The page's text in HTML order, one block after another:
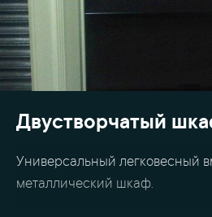
Двустворчатый
Универсальный легковесный
металлический шкаф.